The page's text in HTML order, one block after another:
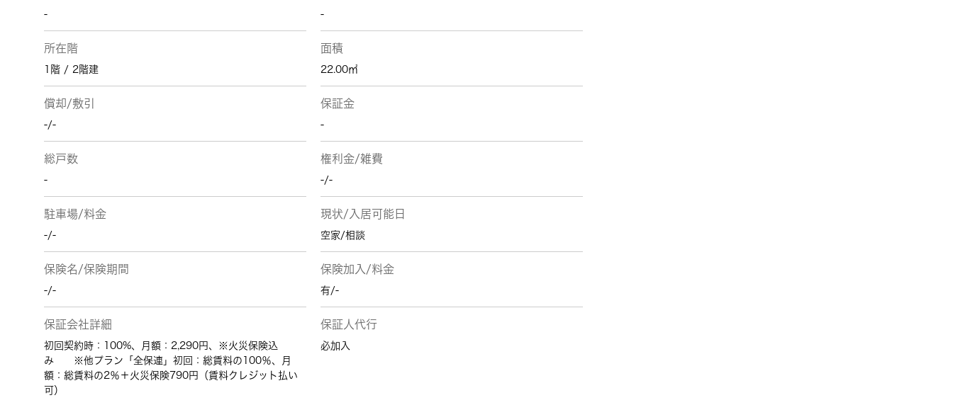
- -
所在階
1階 / 2階建
面積
22.00㎡
償却/敷引
-/-
保証金
-
総戸数
-
権利金/雑費
-/-
駐車場/料金
-/-
現状/入居可能日
空家/相談
保険名/保険期間
-/-
保険加入/料金
有/-
保証会社詳細
初回契約時：100%、月額：2,290円、※火災保険込
み ※他プラン「全保連」初回：総賃料の100％、月
額：総賃料の2％＋火災保険790円（賃料クレジット払い
可）
保証人代行
必加入